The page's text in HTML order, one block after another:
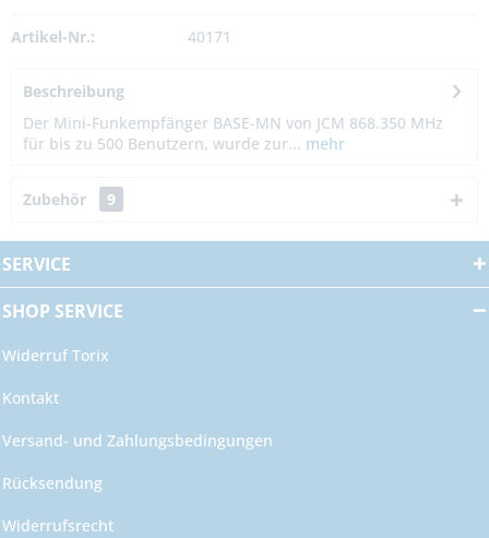
Artikel-Nr.: 40171
Beschreibung
Der Mini-Funkempfänger BASE-MN von JCM 868.350 MHz
für bis zu 500 Benutzern, wurde zur... mehr
Zubehör 9
SERVICE
SHOP SERVICE
Widerruf Torix
Kontakt
Versand- und Zahlungsbedingungen
Rücksendung
Widerrufsrecht